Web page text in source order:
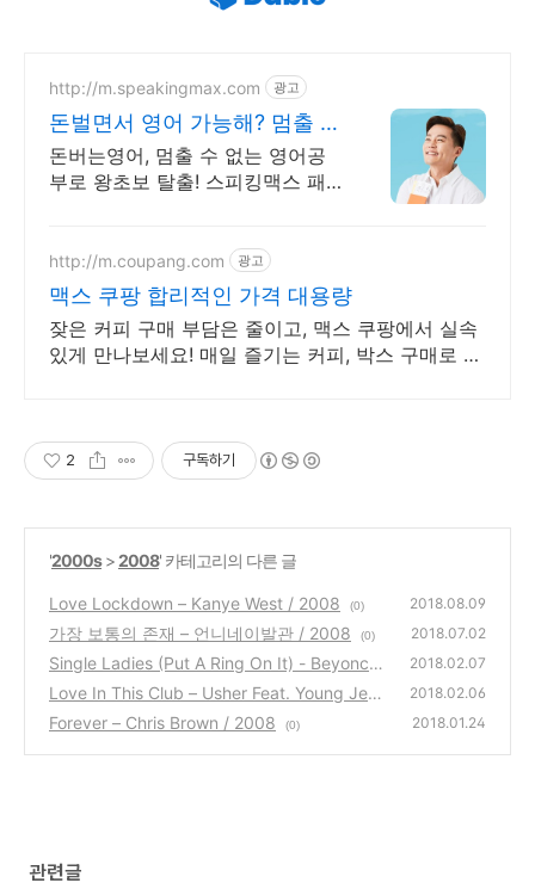
http://m.speakingmax.com 광고
돈벌면서 영어 가능해? 멈출 수
없는 영어회화
돈버는영어, 멈출 수 없는 영어공
부로 왕초보 탈출! 스피킹맥스 패
쌓아보세요!
http://m.coupang.com 광고
맥스 쿠팡 합리적인 가격 대용량
잦은 커피 구매 부담은 줄이고, 맥스 쿠팡에서 실속
있게 만나보세요! 매일 즐기는 커피, 박스 구매로 더
2 구독하기
'2000s>2008' 카테고리의 다른 글
Love Lockdown – Kanye West / 2008 (0) 2018.08.09
가장 보통의 존재 – 언니네이발관 / 2008 (0) 2018.07.02
Single Ladies (Put A Ring On It) - Beyoncé /
2008
(0)
2018.02.07
Love In This Club – Usher Feat. Young Jeez
y / 2008
(0)
2018.02.06
Forever – Chris Brown / 2008 (0) 2018.01.24
관련글